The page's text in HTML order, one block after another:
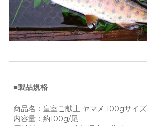
■製品規格
商品名：皇室ご献上 ヤマメ 100gサイズ
内容量：約100g/尾